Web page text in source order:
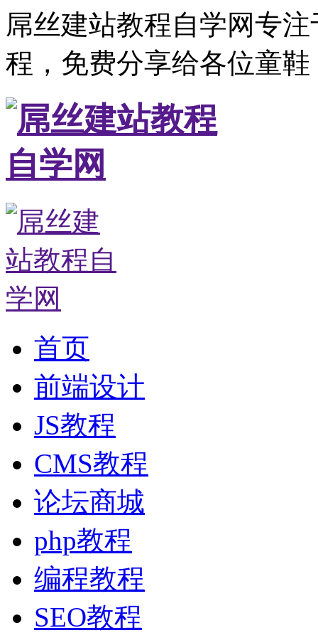
屌丝建站教程自学网专
程，免费分享给各位童
首页
前端设计
JS教程
CMS教程
论坛商城
php教程
编程教程
SEO教程